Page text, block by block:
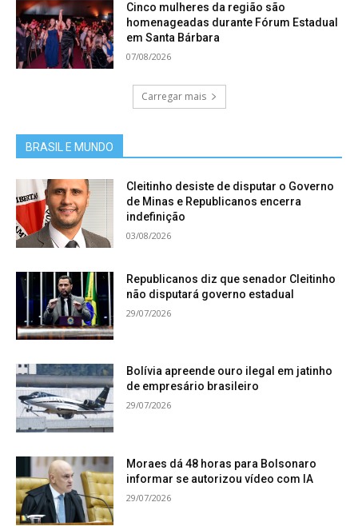
Cinco mulheres da região são
homenageadas durante Fórum Estadual
em Santa Bárbara
07/08/2026
Carregar mais
BRASIL E MUNDO
Cleitinho desiste de disputar o Governo
de Minas e Republicanos encerra
indefinição
03/08/2026
Republicanos diz que senador Cleitinho
não disputará governo estadual
29/07/2026
Bolívia apreende ouro ilegal em jatinho
de empresário brasileiro
29/07/2026
Moraes dá 48 horas para Bolsonaro
informar se autorizou vídeo com IA
29/07/2026